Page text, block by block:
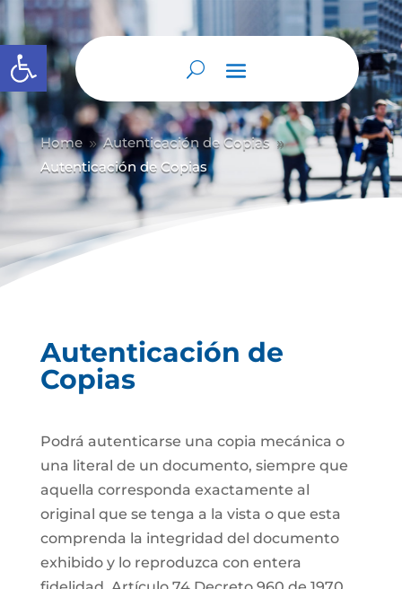
Abrir barra de herramientas
Home 9 Autenticación de Copias 9
Autenticación de Copias
Autenticación de
Copias
Podrá autenticarse una copia mecánica o
una literal de un documento, siempre que
aquella corresponda exactamente al
original que se tenga a la vista o que esta
comprenda la integridad del documento
exhibido y lo reproduzca con entera